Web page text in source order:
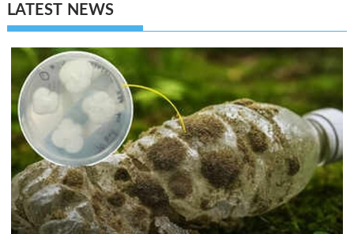
LATEST NEWS